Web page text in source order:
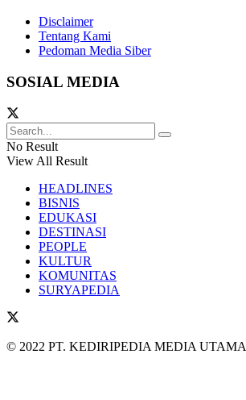
Disclaimer
Tentang Kami
Pedoman Media Siber
SOSIAL MEDIA
No Result
View All Result
HEADLINES
BISNIS
EDUKASI
DESTINASI
PEOPLE
KULTUR
KOMUNITAS
SURYAPEDIA
© 2022 PT. KEDIRIPEDIA MEDIA UTAMA